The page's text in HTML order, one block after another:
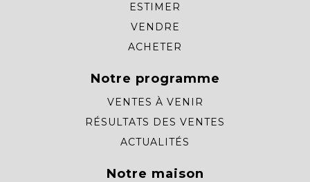
ESTIMER
VENDRE
ACHETER
Notre programme
VENTES À VENIR
RÉSULTATS DES VENTES
ACTUALITÉS
Notre maison